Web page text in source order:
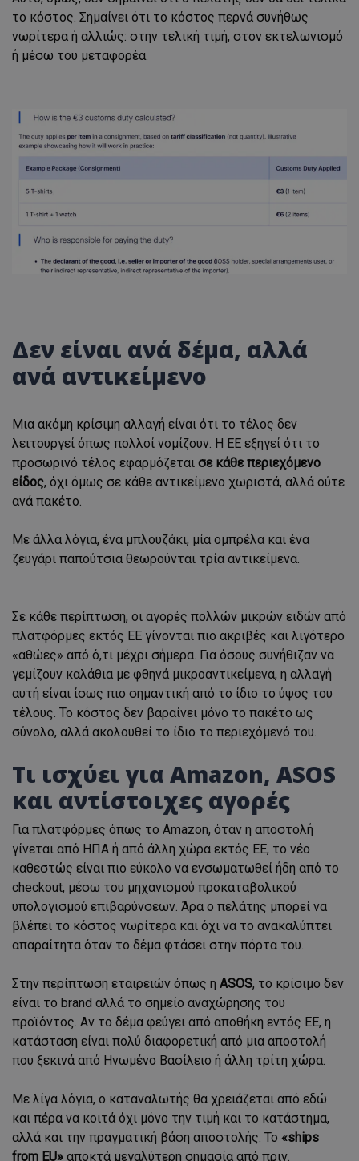
το κόστος. Σημαίνει ότι το κόστος περνά συνήθως
νωρίτερα ή αλλιώς: στην τελική τιμή, στον εκτελωνισμό
ή μέσω του μεταφορέα.
Δεν είναι ανά δέμα, αλλά
ανά αντικείμενο
Μια ακόμη κρίσιμη αλλαγή είναι ότι το τέλος δεν
λειτουργεί όπως πολλοί νομίζουν. Η ΕΕ εξηγεί ότι το
προσωρινό τέλος εφαρμόζεται σε κάθε περιεχόμενο
είδος, όχι όμως σε κάθε αντικείμενο χωριστά, αλλά ούτε
ανά πακέτο.
Με άλλα λόγια, ένα μπλουζάκι, μία ομπρέλα και ένα
ζευγάρι παπούτσια θεωρούνται τρία αντικείμενα.
Σε κάθε περίπτωση, οι αγορές πολλών μικρών ειδών από
πλατφόρμες εκτός ΕΕ γίνονται πιο ακριβές και λιγότερο
«αθώες» από ό,τι μέχρι σήμερα. Για όσους συνήθιζαν να
γεμίζουν καλάθια με φθηνά μικροαντικείμενα, η αλλαγή
αυτή είναι ίσως πιο σημαντική από το ίδιο το ύψος του
τέλους. Το κόστος δεν βαραίνει μόνο το πακέτο ως
σύνολο, αλλά ακολουθεί το ίδιο το περιεχόμενό του.
Τι ισχύει για Amazon, ASOS
και αντίστοιχες αγορές
Για πλατφόρμες όπως το Amazon, όταν η αποστολή
γίνεται από ΗΠΑ ή από άλλη χώρα εκτός ΕΕ, το νέο
καθεστώς είναι πιο εύκολο να ενσωματωθεί ήδη από το
checkout, μέσω του μηχανισμού προκαταβολικού
υπολογισμού επιβαρύνσεων. Άρα ο πελάτης μπορεί να
βλέπει το κόστος νωρίτερα και όχι να το ανακαλύπτει
απαραίτητα όταν το δέμα φτάσει στην πόρτα του.
Στην περίπτωση εταιρειών όπως η ASOS, το κρίσιμο δεν
είναι το brand αλλά το σημείο αναχώρησης του
προϊόντος. Αν το δέμα φεύγει από αποθήκη εντός ΕΕ, η
κατάσταση είναι πολύ διαφορετική από μια αποστολή
που ξεκινά από Ηνωμένο Βασίλειο ή άλλη τρίτη χώρα.
Με λίγα λόγια, ο καταναλωτής θα χρειάζεται από εδώ
και πέρα να κοιτά όχι μόνο την τιμή και το κατάστημα,
αλλά και την πραγματική βάση αποστολής. Το «ships
from EU» αποκτά μεγαλύτερη σημασία από πριν.